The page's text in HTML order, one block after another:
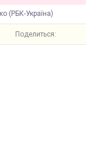
(РБК-Україна)
Поделиться: